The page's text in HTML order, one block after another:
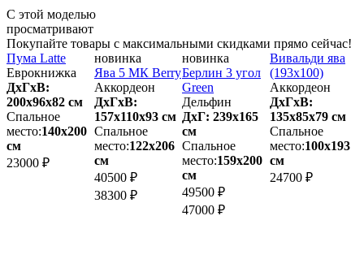
С этой моделью
просматривают
Покупайте товары с максимальными скидками прямо сейчас!
Пума Latte
Еврокнижка
ДхГхВ:
200х96x82 см
Спальное
место:140х200
см
23000 ₽
новинка
Ява 5 МК Berry
Аккордеон
ДхГхВ:
157х110x93 см
Спальное
место:122х206
см
40500 ₽
38300 ₽
новинка
Берлин 3 угол
Green
Дельфин
ДхГ: 239х165
см
Спальное
место:159х200
см
49500 ₽
47000 ₽
Вивальди ява
(193х100)
Аккордеон
ДхГхВ:
135х85x79 см
Спальное
место:100х193
см
24700 ₽